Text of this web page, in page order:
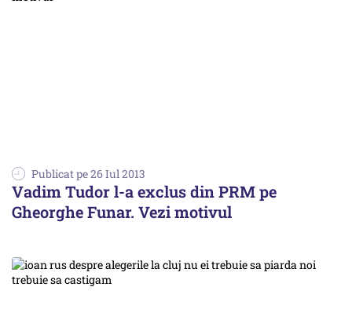
Publicat pe 26 Iul 2013
Vadim Tudor l-a exclus din PRM pe
Gheorghe Funar. Vezi motivul